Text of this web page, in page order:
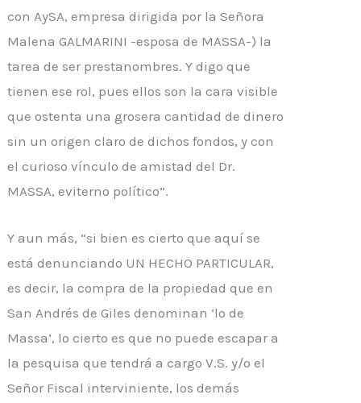
con AySA, empresa dirigida por la Señora
Malena GALMARINI -esposa de MASSA-) la
tarea de ser prestanombres. Y digo que
tienen ese rol, pues ellos son la cara visible
que ostenta una grosera cantidad de dinero
sin un origen claro de dichos fondos, y con
el curioso vínculo de amistad del Dr.
MASSA, eviterno político”.
Y aun más, “si bien es cierto que aquí se
está denunciando UN HECHO PARTICULAR,
es decir, la compra de la propiedad que en
San Andrés de Giles denominan ‘lo de
Massa’, lo cierto es que no puede escapar a
la pesquisa que tendrá a cargo V.S. y/o el
Señor Fiscal interviniente, los demás